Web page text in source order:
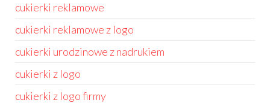
cukierki reklamowe
cukierki reklamowe z logo
cukierki urodzinowe z nadrukiem
cukierki z logo
cukierki z logo firmy